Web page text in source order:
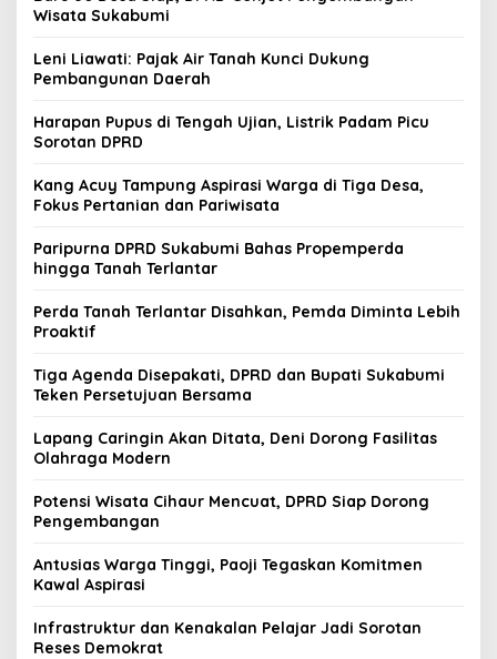
Wisata Sukabumi
Leni Liawati: Pajak Air Tanah Kunci Dukung
Pembangunan Daerah
Harapan Pupus di Tengah Ujian, Listrik Padam Picu
Sorotan DPRD
Kang Acuy Tampung Aspirasi Warga di Tiga Desa,
Fokus Pertanian dan Pariwisata
Paripurna DPRD Sukabumi Bahas Propemperda
hingga Tanah Terlantar
Perda Tanah Terlantar Disahkan, Pemda Diminta Lebih
Proaktif
Tiga Agenda Disepakati, DPRD dan Bupati Sukabumi
Teken Persetujuan Bersama
Lapang Caringin Akan Ditata, Deni Dorong Fasilitas
Olahraga Modern
Potensi Wisata Cihaur Mencuat, DPRD Siap Dorong
Pengembangan
Antusias Warga Tinggi, Paoji Tegaskan Komitmen
Kawal Aspirasi
Infrastruktur dan Kenakalan Pelajar Jadi Sorotan
Reses Demokrat